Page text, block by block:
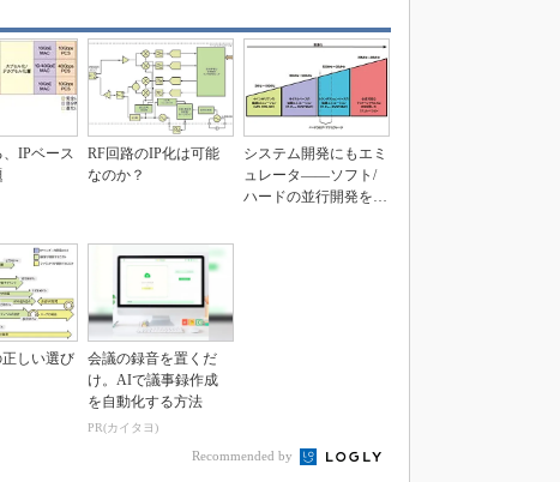
IPベース
RF回路のIP化は可能
なのか？
システム開発にもエミ
ュレータ――ソフト/
ハードの並行開発を実
しい選び
会議の録音を置くだ
け。AIで議事録作成
を自動化する方法
PR(カイタヨ)
Recommended by